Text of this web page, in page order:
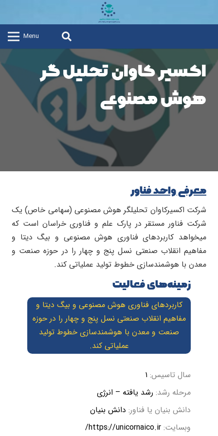
Menu
اکسیر کاوان تحلیل گر
هوش مصنوعی
معرفی واحد فناور
شرکت اکسیرکاوان تحلیلگر هوش مصنوعی (سهامی خاص) یک
شرکت فناور مستقر در پارک علم و فناوری خراسان است که
میخواهد کاربردهای فناوری هوش مصنوعی و بیگ دیتا و
مفاهیم انقلاب صنعتی نسل پنج و چهار را در حوزه صنعت و
معدن با هوشمندسازی خطوط تولید عملیاتی کند.
زمینه‌های فعالیت
کاربردهای فناوری هوش مصنوعی و بیگ دیتا و
مفاهیم انقلاب صنعتی نسل پنج و چهار را در حوزه
صنعت و معدن با هوشمندسازی خطوط تولید
عملیاتی کند.
سال تاسیس: ۱
مرحله رشد: رشد یافته – انرژی
دانش بنیان یا فناور: دانش بنیان
وبسایت: https://unicornaico.ir/